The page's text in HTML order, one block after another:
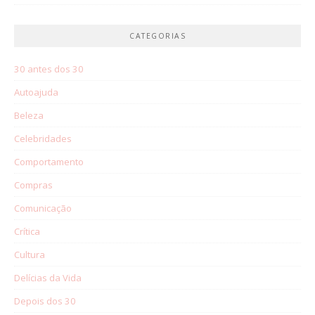
CATEGORIAS
30 antes dos 30
Autoajuda
Beleza
Celebridades
Comportamento
Compras
Comunicação
Crítica
Cultura
Delícias da Vida
Depois dos 30